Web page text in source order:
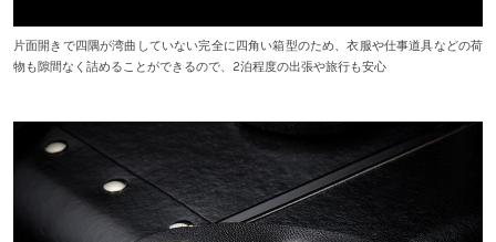
片面開きで四隅が湾曲していない完全に四角い箱型のため、衣服や仕事道具などの荷
物も隙間なく詰めることができるので、2泊程度の出張や旅行も安心